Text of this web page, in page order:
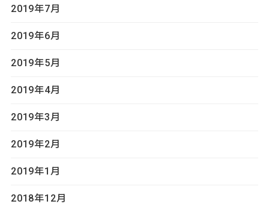
2019年7月
2019年6月
2019年5月
2019年4月
2019年3月
2019年2月
2019年1月
2018年12月